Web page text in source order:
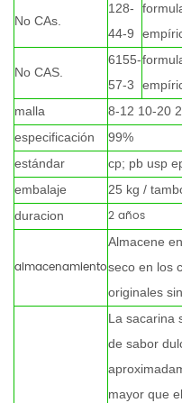
No CAs.
128-
44-9
No CAS.
6155-
57-3
malla
8-12 10-20
especificación
99%
estándar
cp; pb usp
embalaje
25 kg /
duracion
2 años
almacenamiento
Almacene
seco en los
originales
La sacarina
de sabor
mayor que